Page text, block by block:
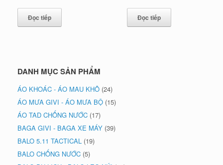
Đọc tiếp Đọc tiếp
DANH MỤC SẢN PHẨM
ÁO KHOÁC - ÁO MAU KHÔ (24)
ÁO MƯA GIVI - ÁO MƯA BỘ (15)
ÁO TAD CHỐNG NƯỚC (17)
BAGA GIVI - BAGA XE MÁY (39)
BALO 5.11 TACTICAL (19)
BALO CHỐNG NƯỚC (5)